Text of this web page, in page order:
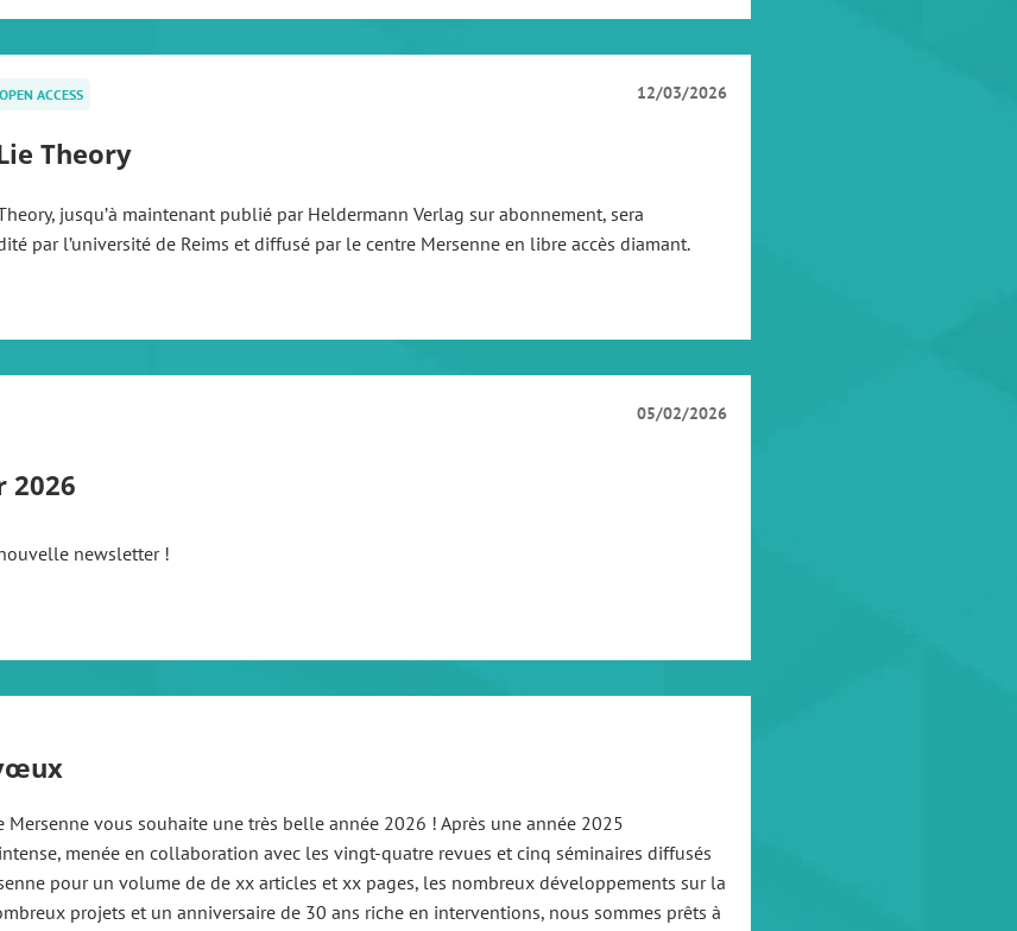
ACCESS 12/03/2026
Theory
jusqu’à maintenant publié par Heldermann Verlag sur abonnement, sera
par l’université de Reims et diffusé par le centre Mersenne en libre accès diamant.
05/02/2026
2026
newsletter !
Mersenne vous souhaite une très belle année 2026 ! Après une année 2025
menée en collaboration avec les vingt-quatre revues et cinq séminaires diffusés
pour un volume de de xx articles et xx pages, les nombreux développements sur la
projets et un anniversaire de 30 ans riche en interventions, nous sommes prêts à